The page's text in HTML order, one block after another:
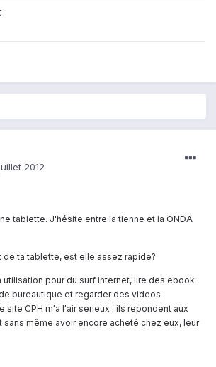
2012
tablette. J'hésite entre la tienne et la ONDA
de ta tablette, est elle assez rapide?
utilisation pour du surf internet, lire des ebook
bureautique et regarder des videos
site CPH m'a l'air serieux : ils repondent aux
même avoir encore acheté chez eux, leur